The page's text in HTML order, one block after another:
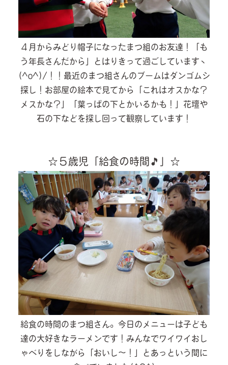
４月からみどり帽子になったまつ組のお友達！「も
う年長さんだから」とはりきって過ごしていますヽ
(^o^)/！！最近のまつ組さんのブームはダンゴムシ
探し！お部屋の絵本で見てから「これはオスかな？
メスかな？」「葉っぱの下とかいるかも！」花壇や
石の下などを探し回って観察しています！
☆５歳児「給食の時間🎵」☆
給食の時間のまつ組さん。今日のメニューは子ども
達の大好きなラーメンです！みんなでワイワイおし
ゃべりをしながら「おいし～！」とあっという間に